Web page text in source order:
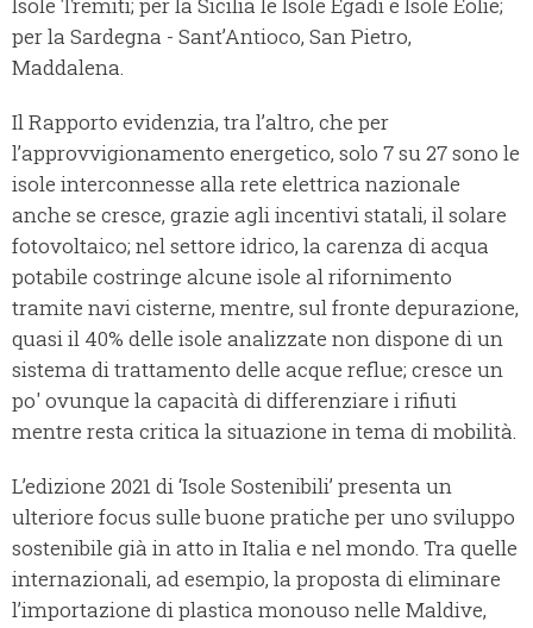
per la Sardegna - Sant’Antioco, San Pietro,
Maddalena.
Il Rapporto evidenzia, tra l’altro, che per
l’approvvigionamento energetico, solo 7 su 27 sono le
isole interconnesse alla rete elettrica nazionale
anche se cresce, grazie agli incentivi statali, il solare
fotovoltaico; nel settore idrico, la carenza di acqua
potabile costringe alcune isole al rifornimento
tramite navi cisterne, mentre, sul fronte depurazione,
quasi il 40% delle isole analizzate non dispone di un
sistema di trattamento delle acque reflue; cresce un
po' ovunque la capacità di differenziare i rifiuti
mentre resta critica la situazione in tema di mobilità.
L’edizione 2021 di ‘Isole Sostenibili’ presenta un
ulteriore focus sulle buone pratiche per uno sviluppo
sostenibile già in atto in Italia e nel mondo. Tra quelle
internazionali, ad esempio, la proposta di eliminare
l’importazione di plastica monouso nelle Maldive,